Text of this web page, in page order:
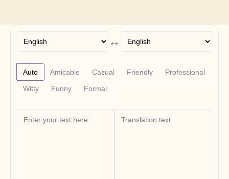
↔
Auto Amicable Casual Friendly
Professional
Witty
Funny Formal
Free Tools
FAQs
Announcement
Partner Program
USECASES
Change Management
Sales Enablement
Product Marketing
Customer Success